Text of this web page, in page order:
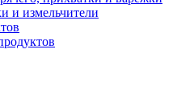
и измельчители